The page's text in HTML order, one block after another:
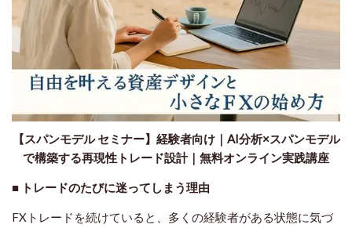
【スパンモデル セミナー】経験者向け｜AI分析×スパンモデル
で構築する再現性トレード設計｜無料オンライン実践講座
■ トレードのたびに迷ってしまう理由
FXトレードを続けていると、多くの経験者がある状態に気づ